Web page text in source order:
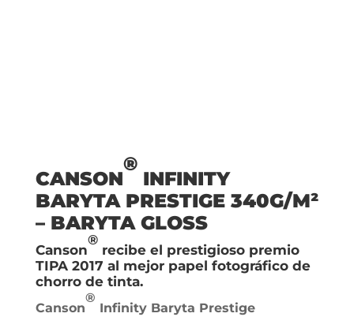
CANSON
®
INFINITY
BARYTA PRESTIGE 340G/M²
– BARYTA GLOSS
Canson
®
recibe el prestigioso premio
TIPA 2017 al mejor papel fotográfico de
chorro de tinta.
Canson
®
Infinity Baryta Prestige